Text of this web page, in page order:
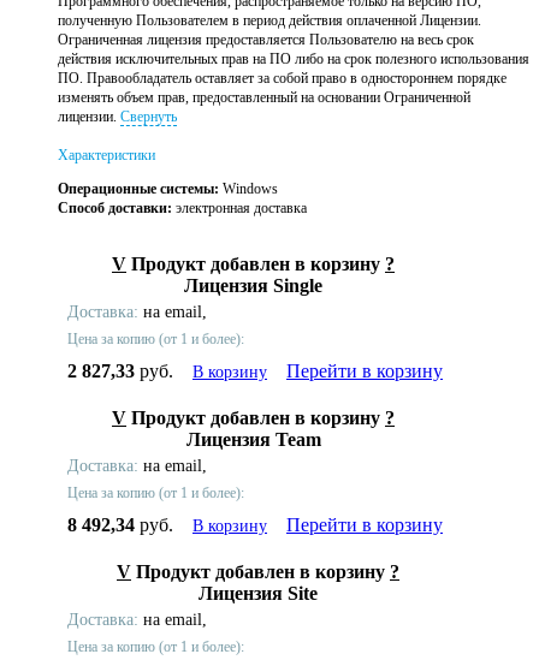
полученную Пользователем в период действия оплаченной Лицензии.
Ограниченная лицензия предоставляется Пользователю на весь срок
действия исключительных прав на ПО либо на срок полезного использования
ПО. Правообладатель оставляет за собой право в одностороннем порядке
изменять объем прав, предоставленный на основании Ограниченной
лицензии. Свернуть
Характеристики
Операционные системы: Windows
Способ доставки: электронная доставка
V Продукт добавлен в корзину ?
Лицензия Single
Доставка: на email,
Цена за копию (от 1 и более):
2 827,33 руб. В корзину Перейти в корзину
V Продукт добавлен в корзину ?
Лицензия Team
Доставка: на email,
Цена за копию (от 1 и более):
8 492,34 руб. В корзину Перейти в корзину
V Продукт добавлен в корзину ?
Лицензия Site
Доставка: на email,
Цена за копию (от 1 и более):